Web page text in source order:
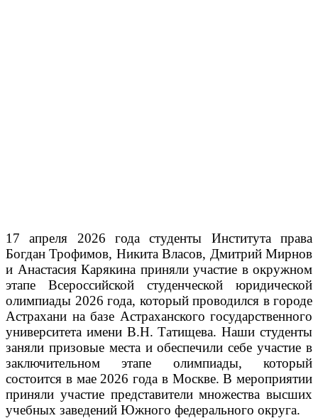
17 апреля 2026 года студенты Института права
Богдан Трофимов, Никита Власов, Дмитрий Мирнов
и Анастасия Карякина приняли участие в окружном
этапе Всероссийской студенческой юридической
олимпиады 2026 года, который проводился в городе
Астрахани на базе Астраханского государственного
университета имени В.Н. Татищева.Наши студенты
заняли призовые места и обеспечили себе участие в
заключительном этапе олимпиады, который
состоится в мае 2026 года в Москве. В мероприятии
приняли участие представители множества высших
учебных заведений Южного федерального округа.